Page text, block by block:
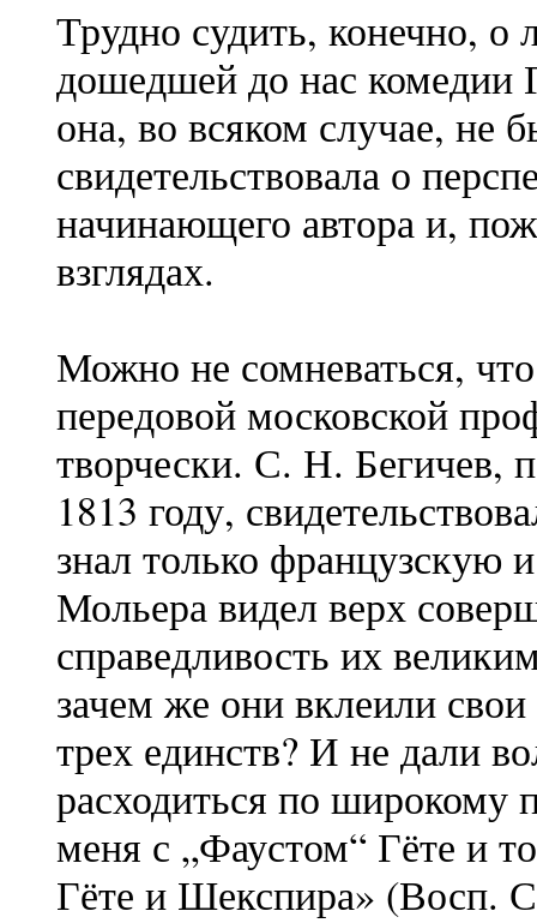
Трудно судить, конечно, о
дошедшей до нас комедии
она, во всяком случае, не
свидетельствовала о
начинающего автора и,
взглядах.
Можно не сомневаться,
передовой московской
творчески. С. Н. Бегичев,
1813 году,
знал только французскую
Мольера видел верх
справедливость их
зачем же они вклеили
трех единств? И не дали
расходиться по
меня с „Фаустом“ Гёте и
Гёте и Шекспира» (Восп.